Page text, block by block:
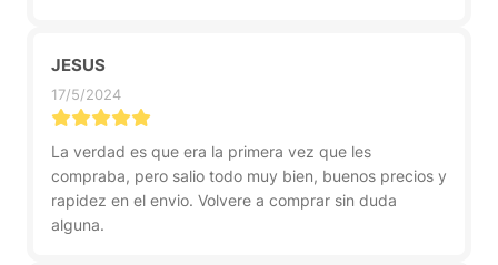
JESUS
17/5/2024
La verdad es que era la primera vez que les
compraba, pero salio todo muy bien, buenos precios y
rapidez en el envio. Volvere a comprar sin duda
alguna.